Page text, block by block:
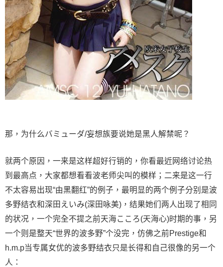
那，为什么バミューダ/妄想族要说她是黑人解禁呢？
就两个原因，一来是这样超好行销的，你看最近网络讨论热
到最高点，大家都想看看波老师尖叫的模样；二来是这一行
不太容易出现“由黑翻红”的例子，最明显的两个例子分别是波
多野结衣和深田えいみ(深田咏美)，结果她们两人出现了相同
的状况，一个完全不提之前天海こころ(天海心)时期的事，另
一个则是整天“世界的波多野”个没完，仿佛之前Prestige和
h.m.p当专属女优的波多野结衣只是长得和自己很像的另一个
人：